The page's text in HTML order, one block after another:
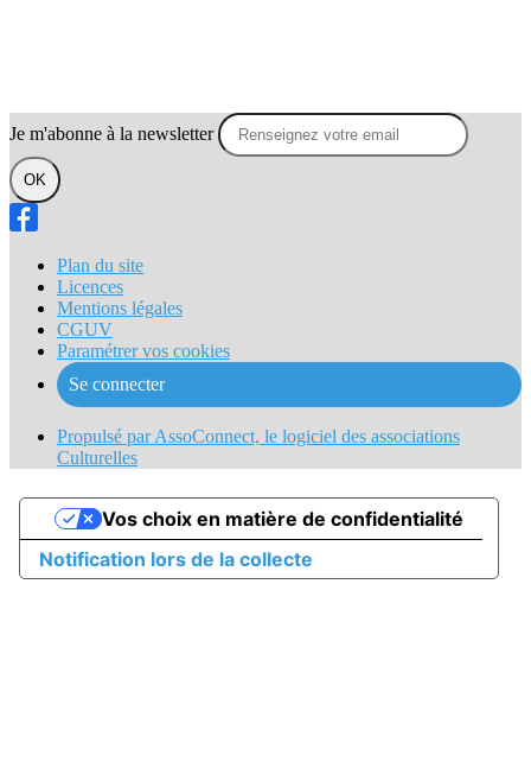
Je m'abonne à la newsletter
OK
Plan du site
Licences
Mentions légales
CGUV
Paramétrer vos cookies
Se connecter
Propulsé par AssoConnect, le logiciel des associations
Culturelles
Notification lors de la collecte
Vos choix en matière de confidentialité